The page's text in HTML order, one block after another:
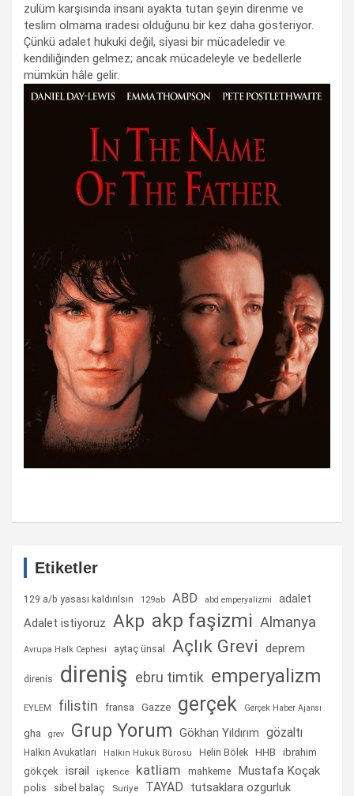
zulüm karşısında insanı ayakta tutan şeyin direnme ve
teslim olmama iradesi olduğunu bir kez daha gösteriyor.
Çünkü adalet hukuki değil, siyasi bir mücadeledir ve
kendiliğinden gelmez; ancak mücadeleyle ve bedellerle
mümkün hâle gelir.
Etiketler
129 a/b yasası kaldırılsın 129ab ABD abd emperyalizmi adalet
Adalet istiyoruz Akp akp faşizmi Almanya
Avrupa Halk Cephesi aytaç ünsal Açlık Grevi deprem
direnis direniş ebru timtik emperyalizm
EYLEM filistin fransa Gazze gerçek Gerçek Haber Ajansı
gha grev Grup Yorum Gökhan Yıldırım gözaltı
Halkın Avukatları Halkın Hukuk Bürosu Helin Bölek HHB
ibrahim
gökçek
israil işkence katliam mahkeme Mustafa Koçak
polis sibel balaç Suriye TAYAD
tutsaklara ozgurluk